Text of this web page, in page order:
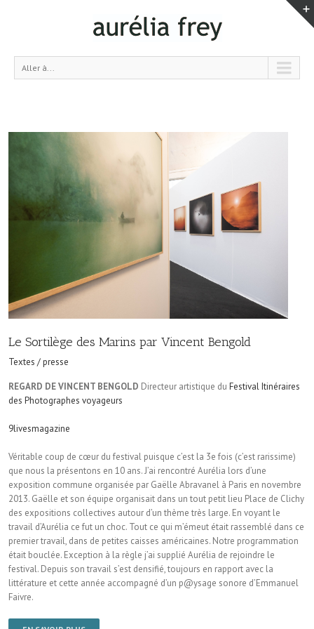
Aller à...
Le Sortilège des Marins par Vincent Bengold
Textes / presse
REGARD DE VINCENT BENGOLD Directeur artistique du Festival Itinéraires
des Photographes voyageurs
9livesmagazine
Véritable coup de cœur du festival puisque c’est la 3e fois (c’est rarissime)
que nous la présentons en 10 ans. J’ai rencontré Aurélia lors d’une
exposition commune organisée par Gaëlle Abravanel à Paris en novembre
2013. Gaëlle et son équipe organisait dans un tout petit lieu Place de Clichy
des expositions collectives autour d’un thème très large. En voyant le
travail d’Aurélia ce fut un choc. Tout ce qui m’émeut était rassemblé dans ce
premier travail, dans de petites caisses américaines. Notre programmation
était bouclée. Exception à la règle j’ai supplié Aurélia de rejoindre le
festival. Depuis son travail s’est densifié, toujours en rapport avec la
littérature et cette année accompagné d’un p@ysage sonore d’Emmanuel
Faivre.